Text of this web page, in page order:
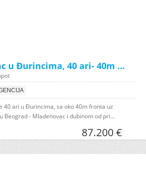
u Đurincima, 40 ari- 40m ...
40 ari u Đurincima, sa oko 40m fronta uz
Beograd - Mladenovac i dubinom od pri...
87.200 €